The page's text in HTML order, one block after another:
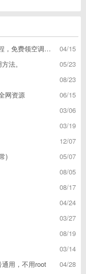
04/15
冰箱，附下载地址
05/23
法。
08/23
06/15
网资源
03/06
03/19
12/07
05/07
)
08/05
08/17
04/24
03/27
08/19
03/14
04/28
通用，不用root